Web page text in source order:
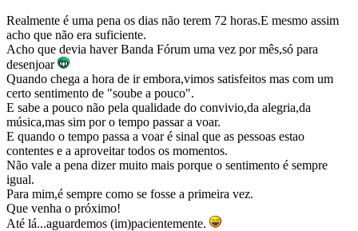
Realmente é uma pena os dias não terem 72 horas.E mesmo assim
acho que não era suficiente.
Acho que devia haver Banda Fórum uma vez por mês,só para
desenjoar
Quando chega a hora de ir embora,vimos satisfeitos mas com um
certo sentimento de "soube a pouco".
E sabe a pouco não pela qualidade do convivio,da alegria,da
música,mas sim por o tempo passar a voar.
E quando o tempo passa a voar é sinal que as pessoas estao
contentes e a aproveitar todos os momentos.
Não vale a pena dizer muito mais porque o sentimento é sempre
igual.
Para mim,é sempre como se fosse a primeira vez.
Que venha o próximo!
Até lá...aguardemos (im)pacientemente.